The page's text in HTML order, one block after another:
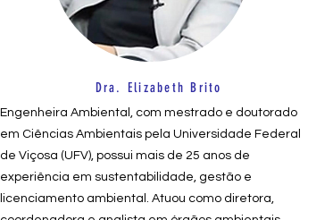
Dra. Elizabeth Brito
Engenheira Ambiental, com mestrado e doutorado
em Ciências Ambientais pela Universidade Federal
de Viçosa (UFV), possui mais de 25 anos de
experiência em sustentabilidade, gestão e
licenciamento ambiental. Atuou como diretora,